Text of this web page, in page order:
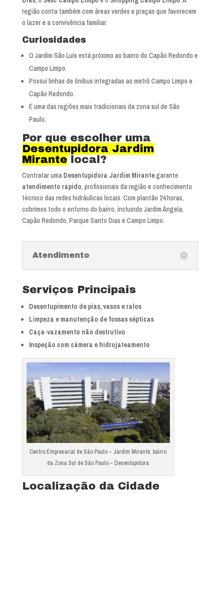
região conta também com áreas verdes e praças que favorecem
o lazer e a convivência familiar.
Curiosidades
O Jardim São Luís está próximo ao bairro do Capão Redondo e
Campo Limpo.
Possui linhas de ônibus integradas ao metrô Campo Limpo e
Capão Redondo.
É uma das regiões mais tradicionais da zona sul de São
Paulo.
Por que escolher uma
Desentupidora Jardim
Mirante local?
Contratar uma Desentupidora Jardim Mirantegarante
atendimento rápido, profissionais da região e conhecimento
técnico das redes hidráulicas locais. Com plantão 24 horas,
cobrimos todo o entorno do bairro, incluindo Jardim Ângela,
Capão Redondo, Parque Santo Dias e Campo Limpo.
Atendimento
Serviços Principais
Desentupimento de pias, vasos e ralos
Limpeza e manutenção de fossas sépticas
Caça-vazamento não destrutivo
Inspeção com câmera e hidrojateamento
Centro Empresarial de São Paulo – Jardim Mirante, bairro
da Zona Sul de São Paulo – Desentupidora
Localização da Cidade